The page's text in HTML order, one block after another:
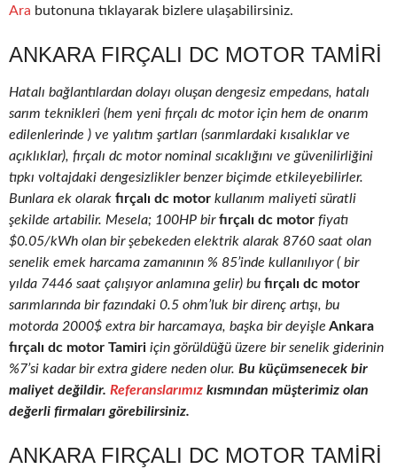
Ara butonuna tıklayarak bizlere ulaşabilirsiniz.
ANKARA FIRÇALI DC MOTOR TAMIRI
Hatalı bağlantılardan dolayı oluşan dengesiz empedans, hatalı
sarım teknikleri (hem yeni fırçalı dc motor için hem de onarım
edilenlerinde ) ve yalıtım şartları (sarımlardaki kısalıklar ve
açıklıklar), fırçalı dc motor nominal sıcaklığını ve güvenilirliğini
tıpkı voltajdaki dengesizlikler benzer biçimde etkileyebilirler.
Bunlara ek olarak fırçalı dc motor kullanım maliyeti süratli
şekilde artabilir. Mesela; 100HP birfırçalı dc motor fiyatı
$0.05/kWh olan bir şebekeden elektrik alarak 8760 saat olan
senelik emek harcama zamanının % 85’inde kullanılıyor ( bir
yılda 7446 saat çalışıyor anlamına gelir) bu fırçalı dc motor
sarımlarında bir fazındaki 0.5 ohm’luk bir direnç artışı, bu
motorda 2000$ extra bir harcamaya, başka bir deyişle Ankara
fırçalı dc motor Tamiri için görüldüğü üzere bir senelik giderinin
%7’si kadar bir extra gidere neden olur. Bu küçümsenecek bir
maliyet değildir. Referanslarımız kısmından müşterimiz olan
değerli firmaları görebilirsiniz.
ANKARA FIRÇALI DC MOTOR TAMIRI